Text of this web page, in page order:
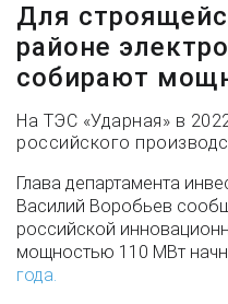
Для
районе
собирают
На ТЭС «Ударная» в
российского
Глава департамента
Василий Воробьев
российской
мощностью 110 МВт
года.